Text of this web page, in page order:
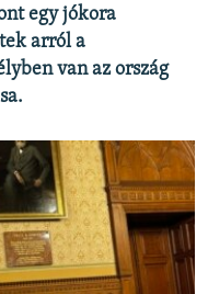
egy jókora
arról a
van az ország